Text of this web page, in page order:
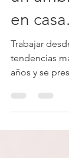
un
en
Trabajar
años y se